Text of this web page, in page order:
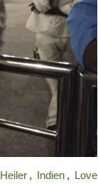
Heiler , Indien , Love